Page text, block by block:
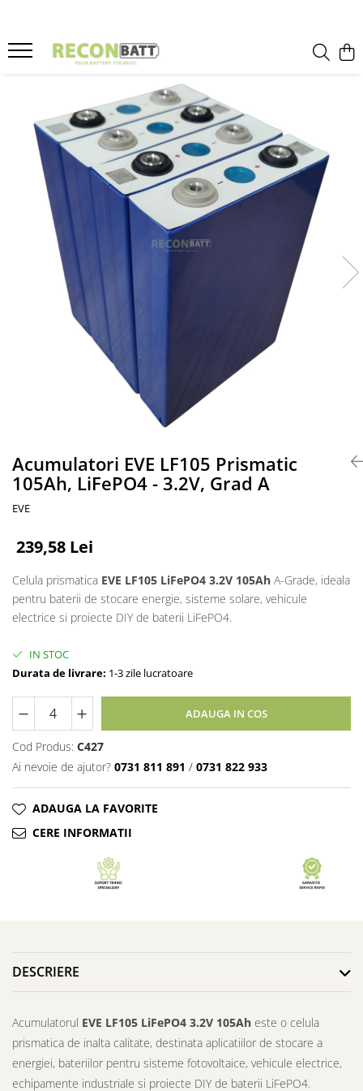
Produse
Baterie bicicleta/ trotineta electrica
Baterie sistem fotovoltaic
Baterie Utilaje Industriale
Baterie barca
Baterie rulota
Celule Li-ion
Celule LFP
Baterie masinute
BMS Li-Ion
Accesorii acumulatori
Suporti celule cilindrice Li-Ion
Carcase Baterii
Cabluri
Alte materiale
Piese de schimb
Motor BAFANG
Acumulatori EVE LF105 Prismatic
105Ah, LiFePO4 - 3.2V, Grad A
EVE
239,58 Lei
Celula prismatica EVE LF105 LiFePO4 3.2V 105Ah A-Grade, ideala
pentru baterii de stocare energie, sisteme solare, vehicule
electrice si proiecte DIY de baterii LiFePO4.
IN STOC
Durata de livrare: 1-3 zile lucratoare
ADAUGA IN COS
Cod Produs: C427
Ai nevoie de ajutor? 0731 811 891 / 0731 822 933
ADAUGA LA FAVORITE
CERE INFORMATII
DESCRIERE
Acumulatorul EVE LF105 LiFePO4 3.2V 105Ah este o celula
prismatica de inalta calitate, destinata aplicatiilor de stocare a
energiei, bateriilor pentru sisteme fotovoltaice, vehicule electrice,
echipamente industriale si proiecte DIY de baterii LiFePO4.